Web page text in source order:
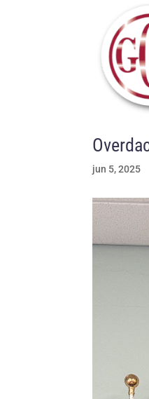
jun 5, 2025